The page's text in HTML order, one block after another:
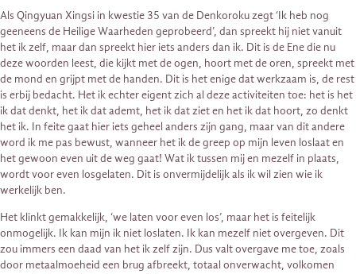
Als Qingyuan Xingsi in kwestie 35 van de Denkoroku zegt ‘Ik heb nog
geeneens de Heilige Waarheden geprobeerd’, dan spreekt hij niet vanuit
het ik zelf, maar dan spreekt hier iets anders dan ik. Dit is de Ene die nu
deze woorden leest, die kijkt met de ogen, hoort met de oren, spreekt met
de mond en grijpt met de handen. Dit is het enige dat werkzaam is, de rest
is erbij bedacht. Het ik echter eigent zich al deze activiteiten toe: het is het
ik dat denkt, het ik dat ademt, het ik dat ziet en het ik dat hoort, zo denkt
het ik. In feite gaat hier iets geheel anders zijn gang, maar van dit andere
word ik me pas bewust, wanneer het ik de greep op mijn leven loslaat en
het gewoon even uit de weg gaat! Wat ik tussen mij en mezelf in plaats,
wordt voor even losgelaten. Dit is onvermijdelijk als ik wil zien wie ik
werkelijk ben.
Het klinkt gemakkelijk, ‘we laten voor even los’, maar het is feitelijk
onmogelijk. Ik kan mijn ik niet loslaten. Ik kan mezelf niet overgeven. Dit
zou immers een daad van het ik zelf zijn. Dus valt overgave me toe, zoals
door metaalmoeheid een brug afbreekt, totaal onverwacht, volkomen